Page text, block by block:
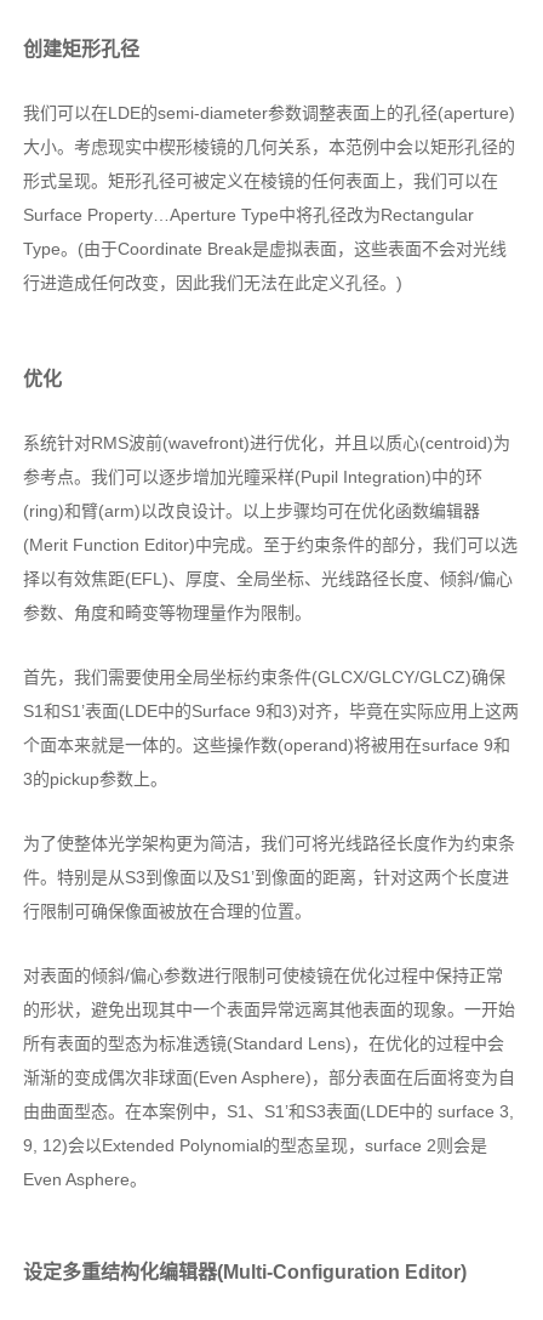
创建矩形孔径
我们可以在LDE的semi-diameter参数调整表面上的孔径(aperture)
大小。考虑现实中楔形棱镜的几何关系，本范例中会以矩形孔径的
形式呈现。矩形孔径可被定义在棱镜的任何表面上，我们可以在
Surface Property…Aperture Type中将孔径改为Rectangular
Type。(由于Coordinate Break是虚拟表面，这些表面不会对光线
行进造成任何改变，因此我们无法在此定义孔径。)
优化
系统针对RMS波前(wavefront)进行优化，并且以质心(centroid)为
参考点。我们可以逐步增加光瞳采样(Pupil Integration)中的环
(ring)和臂(arm)以改良设计。以上步骤均可在优化函数编辑器
(Merit Function Editor)中完成。至于约束条件的部分，我们可以选
择以有效焦距(EFL)、厚度、全局坐标、光线路径长度、倾斜/偏心
参数、角度和畸变等物理量作为限制。
首先，我们需要使用全局坐标约束条件(GLCX/GLCY/GLCZ)确保
S1和S1’表面(LDE中的Surface 9和3)对齐，毕竟在实际应用上这两
个面本来就是一体的。这些操作数(operand)将被用在surface 9和
3的pickup参数上。
为了使整体光学架构更为简洁，我们可将光线路径长度作为约束条
件。特别是从S3到像面以及S1’到像面的距离，针对这两个长度进
行限制可确保像面被放在合理的位置。
对表面的倾斜/偏心参数进行限制可使棱镜在优化过程中保持正常
的形状，避免出现其中一个表面异常远离其他表面的现象。一开始
所有表面的型态为标准透镜(Standard Lens)，在优化的过程中会
渐渐的变成偶次非球面(Even Asphere)，部分表面在后面将变为自
由曲面型态。在本案例中，S1、S1’和S3表面(LDE中的 surface 3,
9, 12)会以Extended Polynomial的型态呈现，surface 2则会是
Even Asphere。
设定多重结构化编辑器(Multi-Configuration Editor)